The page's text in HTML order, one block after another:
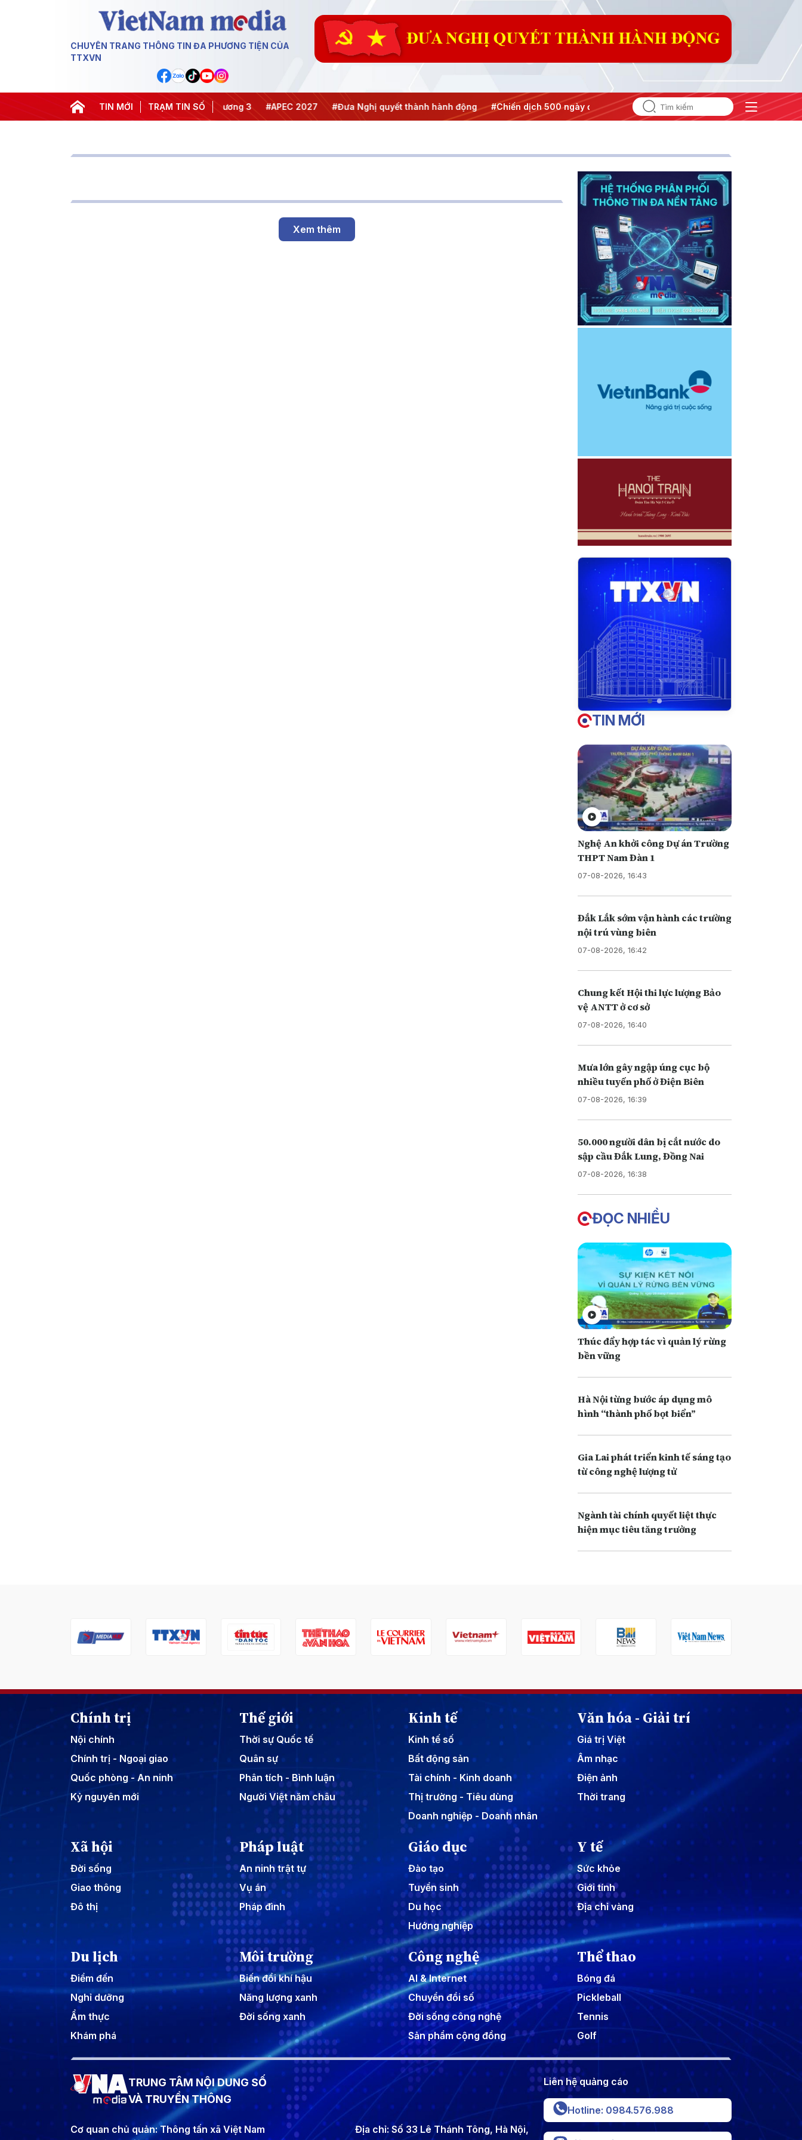
CHUYÊN TRANG THÔNG TIN ĐA PHƯƠNG TIỆN CỦA
TTXVN
TIN MỚI TRẠM TIN SỐ
#Hội nghị Trung ương 3 #APEC 2027 #Đưa Nghị quyết thành hành động #Chiến dịch 500 ngày đêm #Chống khai thác IUU #Căng thẳng Trung
Xem thêm
TIN MỚI
Nghệ An khởi công Dự án Trường
THPT Nam Đàn 1
07-08-2026, 16:43
Đắk Lắk sớm vận hành các trường
nội trú vùng biên
07-08-2026, 16:42
Chung kết Hội thi lực lượng Bảo
vệ ANTT ở cơ sở
07-08-2026, 16:40
Mưa lớn gây ngập úng cục bộ
nhiều tuyến phố ở Điện Biên
07-08-2026, 16:39
50.000 người dân bị cắt nước do
sập cầu Đắk Lung, Đồng Nai
07-08-2026, 16:38
ĐỌC NHIỀU
Thúc đẩy hợp tác vì quản lý rừng
bền vững
Hà Nội từng bước áp dụng mô
hình “thành phố bọt biển”
Gia Lai phát triển kinh tế sáng tạo
từ công nghệ lượng tử
Ngành tài chính quyết liệt thực
hiện mục tiêu tăng trưởng
Chính trị
Nội chính
Chính trị - Ngoại giao
Quốc phòng - An ninh
Kỷ nguyên mới
Thế giới
Thời sự Quốc tế
Quân sự
Phân tích - Bình luận
Người Việt năm châu
Kinh tế
Kinh tế số
Bất động sản
Tài chính - Kinh doanh
Thị trường - Tiêu dùng
Doanh nghiệp - Doanh nhân
Văn hóa - Giải trí
Giá trị Việt
Âm nhạc
Điện ảnh
Thời trang
Xã hội
Đời sống
Giao thông
Đô thị
Pháp luật
An ninh trật tự
Vụ án
Pháp đình
Giáo dục
Đào tạo
Tuyển sinh
Du học
Hướng nghiệp
Y tế
Sức khỏe
Giới tính
Địa chỉ vàng
Du lịch
Điểm đến
Nghỉ dưỡng
Ẩm thực
Khám phá
Môi trường
Biến đổi khí hậu
Năng lượng xanh
Đời sống xanh
Công nghệ
AI & Internet
Chuyển đổi số
Đời sống công nghệ
Sản phẩm cộng đồng
Thể thao
Bóng đá
Pickleball
Tennis
Golf
TRUNG TÂM NỘI DUNG SỐ
VÀ TRUYỀN THÔNG
Cơ quan chủ quản: Thông tấn xã Việt Nam
Địa chỉ: Số 33 Lê Thánh Tông, Hà Nội,
Liên hệ quảng cáo
Hotline: 0984.576.988